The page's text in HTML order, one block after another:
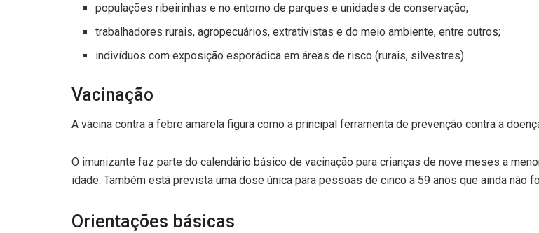
populações ribeirinhas e no entorno de parques e unidades de conservação;
trabalhadores rurais, agropecuários, extrativistas e do meio ambiente, entre outros;
indivíduos com exposição esporádica em áreas de risco (rurais, silvestres).
Vacinação
A vacina contra a febre amarela figura como a principal ferramenta de prevenção contra a
O imunizante faz parte do calendário básico de vacinação para crianças de nove meses a
idade. Também está prevista uma dose única para pessoas de cinco a 59 anos que ainda não
Orientações básicas